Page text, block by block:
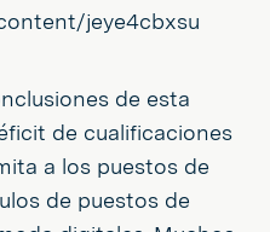
de esta
de cualificaciones
a los puestos de
de puestos de